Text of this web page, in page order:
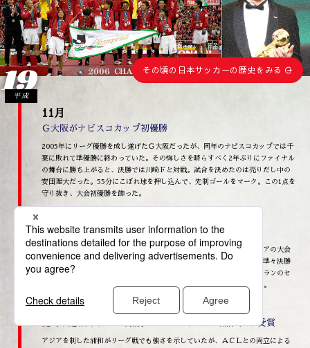
その頃の日本サッカーの歴史をみる
19
平成
11月
Ｇ大阪がナビスコカップ初優勝
2005年にリーグ優勝を成し遂げたＧ大阪だったが、同年のナビスコカップでは千
葉に敗れて準優勝に終わっていた。その悔しさを晴らすべく2年ぶりにファイナル
の舞台に勝ち上がると、決勝では川崎Ｆと対戦。試合を決めたのは売りだし中の
安田理大だった。55分にこぼれ球を押し込んで、先制ゴールをマーク。この1点を
守り抜き、大会初優勝を飾った。
浦和が初のアジア王者に輝く
圧倒的な強さで前年のリーグ王者に輝いた浦和は、初参戦となったアジアの大会
でも力強い戦いを披露。グループステージを危なげなく勝ち上がると、準々決勝
で全北現代、準決勝で城南一和と韓国勢を立て続けに撃破。決勝ではイランのセ
パハンを2戦合計3-1と下し、日本勢として初のＡＣＬ優勝を成し遂げた。
12月
鹿島が逆転でリーグ制覇。ＭＶＰはポンテ（浦和）が受賞
アジアを制した浦和がリーグ戦でも強さを示していたが、ＡＣＬとの両立による